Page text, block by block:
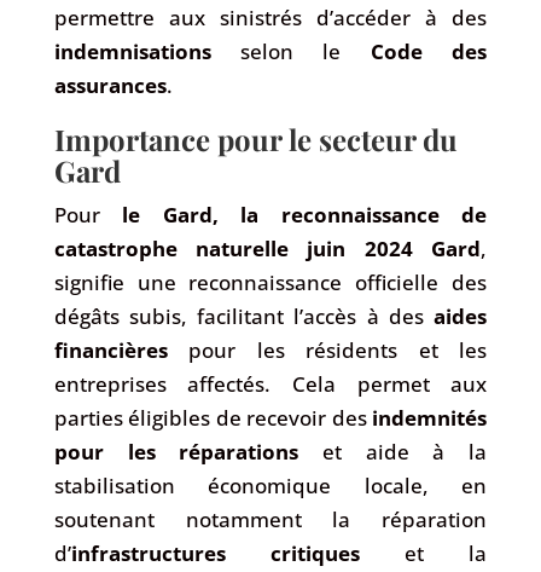
permettre aux sinistrés d’accéder à des
indemnisationsselon le Code des
assurances.
Importance pour le secteur du
Gard
Pour le Gard, la reconnaissance de
catastrophe naturelle juin 2024 Gard,
signifie une reconnaissance officielle des
dégâts subis, facilitant l’accès à desaides
financièrespour les résidents et les
entreprises affectés. Cela permet aux
parties éligibles de recevoir des indemnités
pour les réparations et aide à la
stabilisation économique locale, en
soutenant notamment la réparation
d’infrastructures critiqueset la